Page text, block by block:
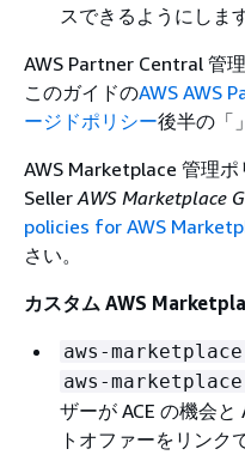
スできるようにします
AWS Partner Central 管
このガイドのAWS AWS
ージドポリシー後半の「
AWS Marketplace 管理
SellerAWS Marketplace
policies for AWS
さい。
カスタム AWS
aws-
aws-
ザーが ACE の機会
トオファーをリンク